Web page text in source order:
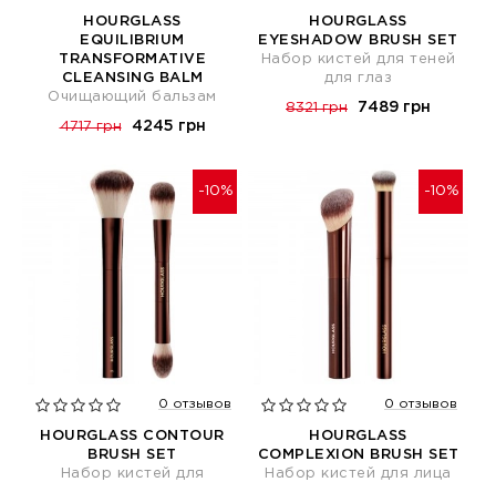
HOURGLASS
EQUILIBRIUM
TRANSFORMATIVE
CLEANSING BALM
Очищающий бальзам
4717 грн 4245 грн
HOURGLASS
EYESHADOW BRUSH SET
Набор кистей для теней
для глаз
8321 грн 7489 грн
-10%
0 отзывов
HOURGLASS CONTOUR
BRUSH SET
Набор кистей для
-10%
0 отзывов
HOURGLASS
COMPLEXION BRUSH SET
Набор кистей для лица